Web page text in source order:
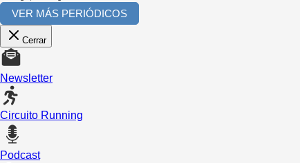
VER MÁS PERIÓDICOS
Cerrar
Newsletter
Circuito Running
Podcast